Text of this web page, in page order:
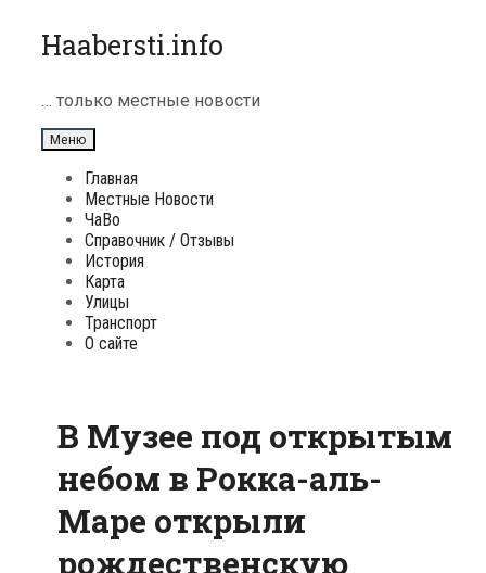
Перейти
к
Haabersti.info
… только местные новости
Меню
Главная
Местные Новости
ЧаВо
Справочник / Отзывы
История
Карта
Улицы
Транспорт
О сайте
В Музее под открытым
небом в Рокка-аль-
Маре открыли
рождественскую